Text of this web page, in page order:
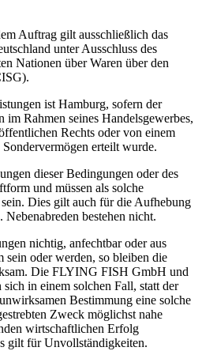
Auftrag gilt ausschließlich das
unter Ausschluss des
Nationen über Waren über den
ist Hamburg, sofern der
Rahmen seines Handelsgewerbes,
Rechts oder von einem
erteilt wurde.
dieser Bedingungen oder des
und müssen als solche
Dies gilt auch für die Aufhebung
bestehen nicht.
nichtig, anfechtbar oder aus
sein oder werden, so bleiben die
Die FLYING FISH GmbH und
in einem solchen Fall, statt der
Bestimmung eine solche
Zweck möglichst nahe
wirtschaftlichen Erfolg
gilt für Unvollständigkeiten.